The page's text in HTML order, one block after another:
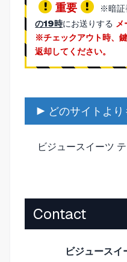
重要 ※暗証
の19時にお送りする メ
※チェックアウト時、
返却してください。
▶ どのサイトよ
ビジュースイーツ
Contact
ビジュースイ